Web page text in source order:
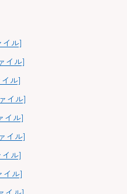
イル]
イル]
ル]
イル]
イル]
イル]
イル]
イル]